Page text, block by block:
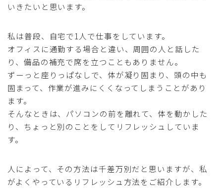
公式ページ
いきたいと思います。
私は普段、自宅で1人で仕事をしています。
オフィスに通勤する場合と違い、周囲の人と話した
り、備品の補充で席を立つこともありません。
ずーっと座りっぱなしで、体が凝り固まり、頭の中も
固まって、作業が進みにくくなってしまうことがあり
ます。
そんなときは、パソコンの前を離れて、体を動かした
り、ちょっと別のことをしてリフレッシュしていま
す。
人によって、その方法は千差万別だと思いますが、私
がよくやっているリフレッシュ方法をご紹介します。